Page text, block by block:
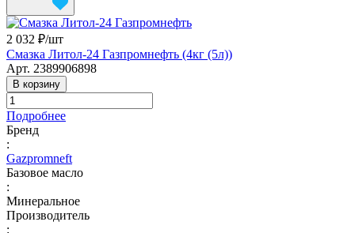
2 032 ₽/шт
Смазка Литол-24 Газпромнефть (4кг (5л))
Арт. 2389906898
В корзину
Подробнее
Бренд
:
Gazpromneft
Базовое масло
:
Минеральное
Производитель
: